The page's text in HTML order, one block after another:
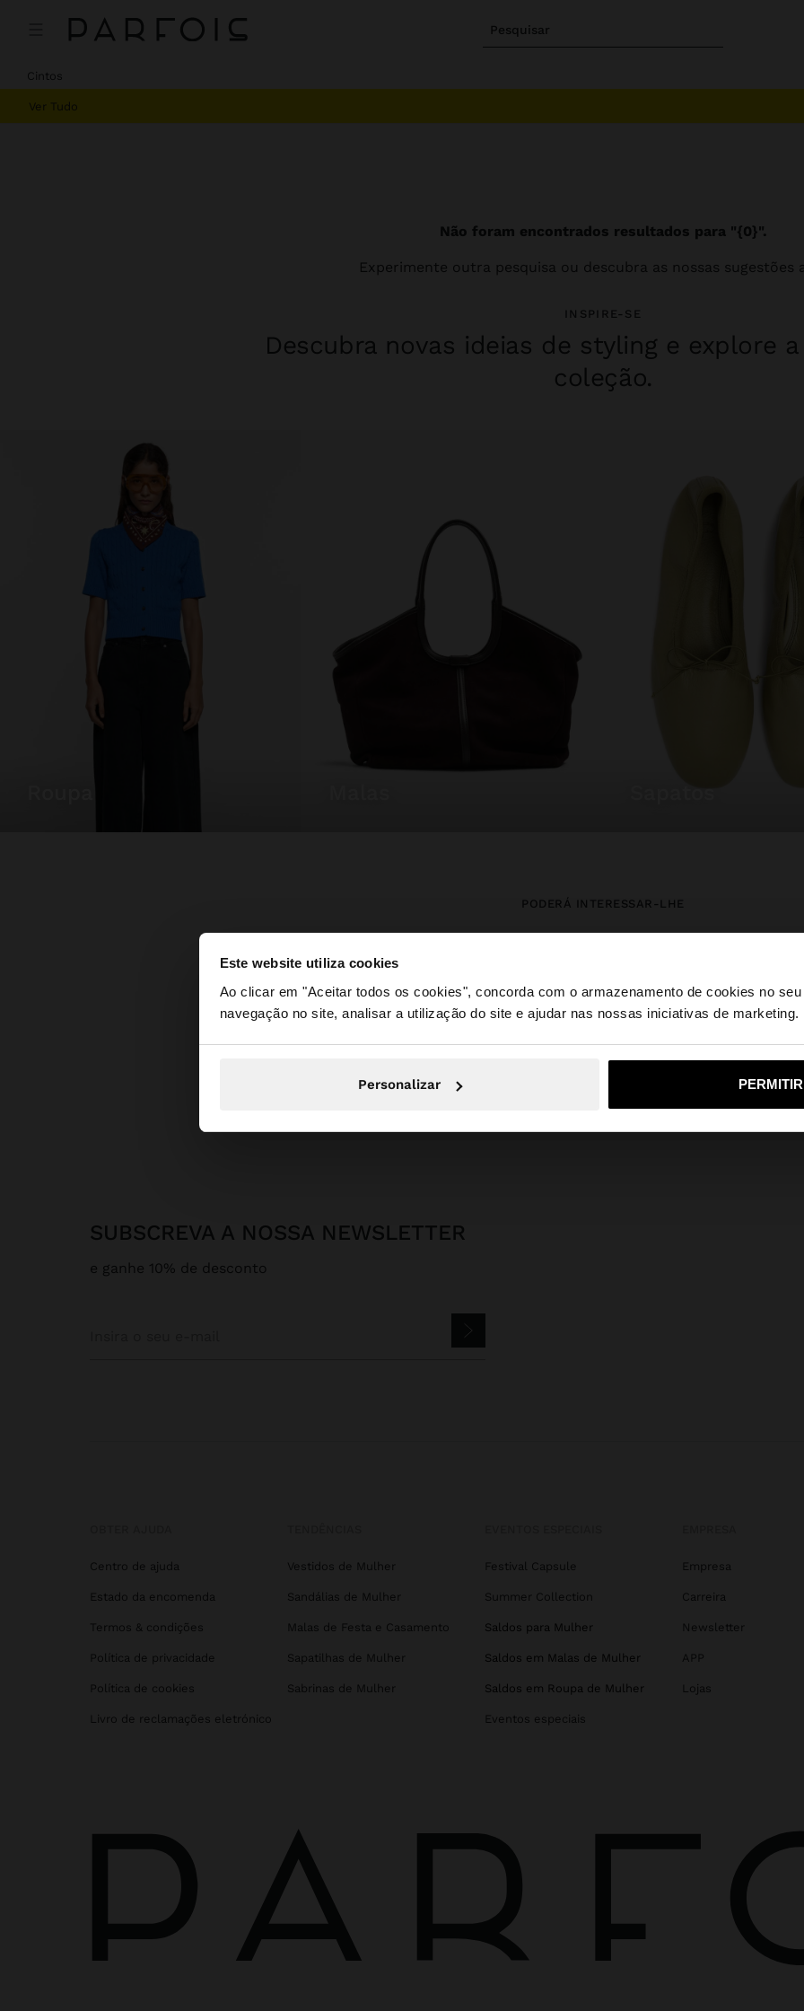
Este website utiliza cookies
Ao clicar em "Aceitar todos os cookies", concorda com o armazenamento de cookies no
navegação no site, analisar a utilização do site e ajudar nas nossas iniciativas de marketing.
Personalizar
Pesquisar
olá
Está a aceder ao site a partir de Portugal. Deseja navegar no nosso site
Sim,
Cintos
Ver Tudo
Não foram encontrados resultados para "{0}".
Experimente outra pesquisa ou descubra as nossas sugestões
INSPIRE-SE
Descubra novas ideias de styling e explore
coleção.
PODERÁ INTERESSAR-LHE
Relógios
Personalizáveis Acessórios
SUBSCREVA A NOSSA NEWSLETTER
e ganhe 10% de desconto
Centro de ajuda
Estado da encomenda
Termos & condições
Política de privacidade
Política de cookies
Livro de reclamações eletrónico
Vestidos de Mulher
Sandálias de Mulher
Malas de Festa e Casamento
Sapatilhas de Mulher
Sabrinas de Mulher
Festival Capsule
Summer Collection
Saldos para Mulher
Saldos em Malas de Mulher
Saldos em Roupa de Mulher
Eventos especiais
Empresa
Carreira
Newsletter
APP
Lojas